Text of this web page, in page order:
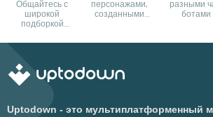
Общайтесь с
широкой
подборкой
персонажей
персонажами,
созданными
разными
ботами
Uptodown - это мультиплатформенный